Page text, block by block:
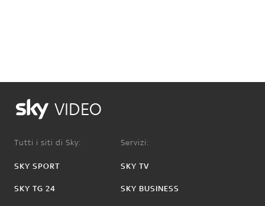
VIDEO
Tutti i siti di Sky:
SKY SPORT
SKY TG 24
Servizi:
SKY TV
SKY BUSINESS